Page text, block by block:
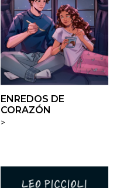
ENREDOS DE
CORAZÓN
>